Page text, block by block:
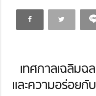
เทศกาลเฉลิมฉ
และความอร่อย